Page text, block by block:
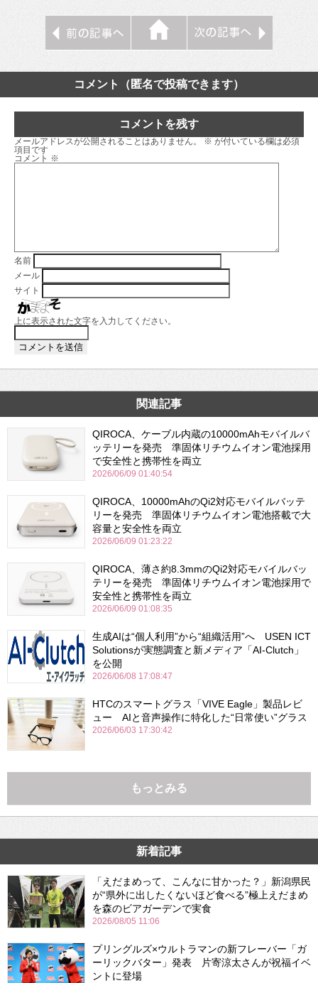
コメント（匿名で投稿できます）
コメントを残す
メールアドレスが公開されることはありません。 ※ が付いている欄は必須
項目です
コメント ※
名前
メール
サイト
上に表示された文字を入力してください。
関連記事
QIROCA、ケーブル内蔵の10000mAhモバイルバ
ッテリーを発売 準固体リチウムイオン電池採用
で安全性と携帯性を両立
2026/06/09 01:40:54
QIROCA、10000mAhのQi2対応モバイルバッテ
リーを発売 準固体リチウムイオン電池搭載で大
容量と安全性を両立
2026/06/09 01:23:22
QIROCA、薄さ約8.3mmのQi2対応モバイルバッ
テリーを発売 準固体リチウムイオン電池採用で
安全性と携帯性を両立
2026/06/09 01:08:35
生成AIは“個人利用”から“組織活用”へ USEN ICT
Solutionsが実態調査と新メディア「AI-Clutch」
を公開
2026/06/08 17:08:47
HTCのスマートグラス「VIVE Eagle」製品レビ
ュー AIと音声操作に特化した“日常使い”グラス
2026/06/03 17:30:42
もっとみる
新着記事
「えだまめって、こんなに甘かった？」新潟県民
が“県外に出したくないほど食べる”極上えだまめ
を森のビアガーデンで実食
2026/08/05 11:06
プリングルズ×ウルトラマンの新フレーバー「ガ
ーリックバター」発表 片寄涼太さんが祝福イベ
ントに登場